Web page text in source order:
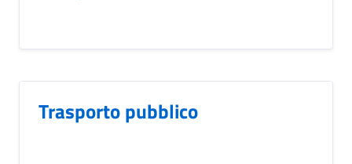
Trasporto pubblico